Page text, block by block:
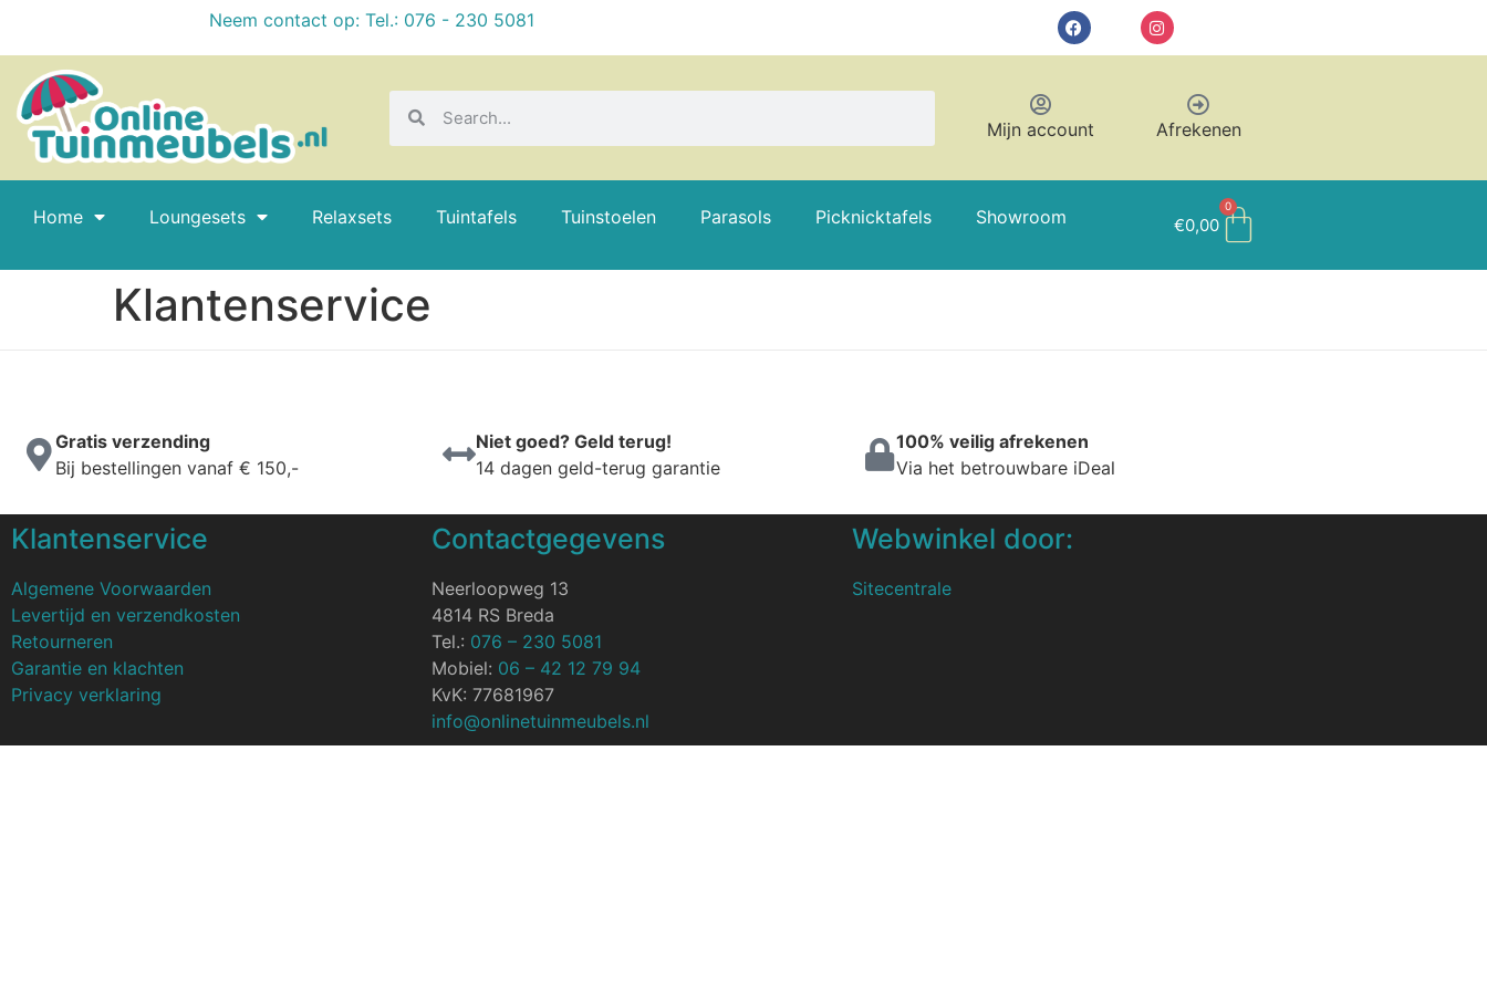
Neem contact op: Tel.: 076 - 230 5081
Mijn account Afrekenen
Home Loungesets Relaxsets Tuintafels Tuinstoelen Parasols Picknicktafels Showroom €0,00
0
Klantenservice
Gratis verzending
Bij bestellingen vanaf € 150,-
Niet goed? Geld terug!
14 dagen geld-terug garantie
100% veilig afrekenen
Via het betrouwbare iDeal
Klantenservice
Algemene Voorwaarden
Levertijd en verzendkosten
Retourneren
Garantie en klachten
Privacy verklaring
Contactgegevens
Neerloopweg 13
4814 RS Breda
Tel.: 076 – 230 5081
Mobiel: 06 – 42 12 79 94
KvK: 77681967
info@onlinetuinmeubels.nl
Webwinkel door:
Sitecentrale